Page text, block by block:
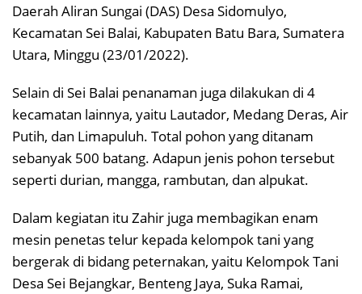
Daerah Aliran Sungai (DAS) Desa Sidomulyo,
Kecamatan Sei Balai, Kabupaten Batu Bara, Sumatera
Utara, Minggu (23/01/2022).
Selain di Sei Balai penanaman juga dilakukan di 4
kecamatan lainnya, yaitu Lautador, Medang Deras, Air
Putih, dan Limapuluh. Total pohon yang ditanam
sebanyak 500 batang. Adapun jenis pohon tersebut
seperti durian, mangga, rambutan, dan alpukat.
Dalam kegiatan itu Zahir juga membagikan enam
mesin penetas telur kepada kelompok tani yang
bergerak di bidang peternakan, yaitu Kelompok Tani
Desa Sei Bejangkar, Benteng Jaya, Suka Ramai,